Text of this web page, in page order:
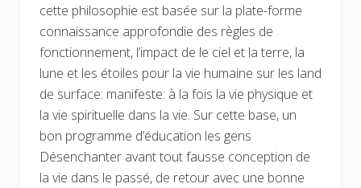
cette philosophie est basée sur la plate-forme
connaissance approfondie des règles de
fonctionnement, l’impact de le ciel et la terre, la
lune et les étoiles pour la vie humaine sur les land
de surface: manifeste: à la fois la vie physique et
la vie spirituelle dans la vie. Sur cette base, un
bon programme d’éducation les gens
Désenchanter avant tout fausse conception de
la vie dans le passé, de retour avec une bonne